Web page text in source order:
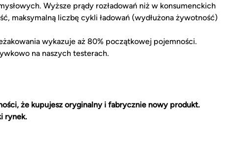
Wyższe prądy rozładowań niż w konsumenckich
maksymalną liczbę cykli ładowań (wydłużona żywotność)
wykazuje aż 80% początkowej pojemności.
na naszych testerach.
że kupujesz oryginalny i fabrycznie nowy produkt.
rynek.